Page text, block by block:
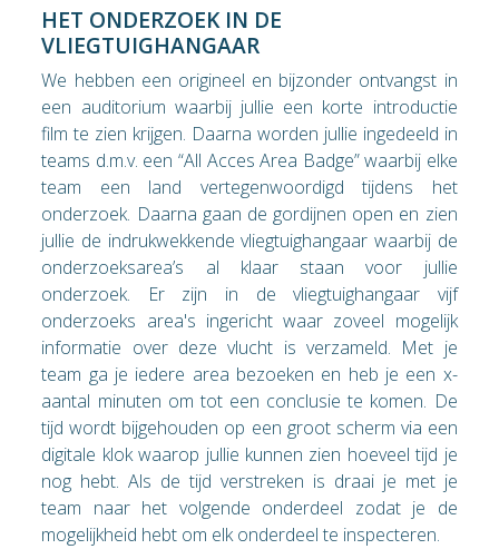
HET ONDERZOEK IN DE
VLIEGTUIGHANGAAR
We hebben een origineel en bijzonder ontvangst in
een auditorium waarbij jullie een korte introductie
film te zien krijgen. Daarna worden jullie ingedeeld in
teams d.m.v. een “All Acces Area Badge” waarbij elke
team een land vertegenwoordigd tijdens het
onderzoek. Daarna gaan de gordijnen open en zien
jullie de indrukwekkende vliegtuighangaar waarbij de
onderzoeksarea’s al klaar staan voor jullie
onderzoek. Er zijn in de vliegtuighangaar vijf
onderzoeks area's ingericht waar zoveel mogelijk
informatie over deze vlucht is verzameld. Met je
team ga je iedere area bezoeken en heb je een x-
aantal minuten om tot een conclusie te komen. De
tijd wordt bijgehouden op een groot scherm via een
digitale klok waarop jullie kunnen zien hoeveel tijd je
nog hebt. Als de tijd verstreken is draai je met je
team naar het volgende onderdeel zodat je de
mogelijkheid hebt om elk onderdeel te inspecteren.